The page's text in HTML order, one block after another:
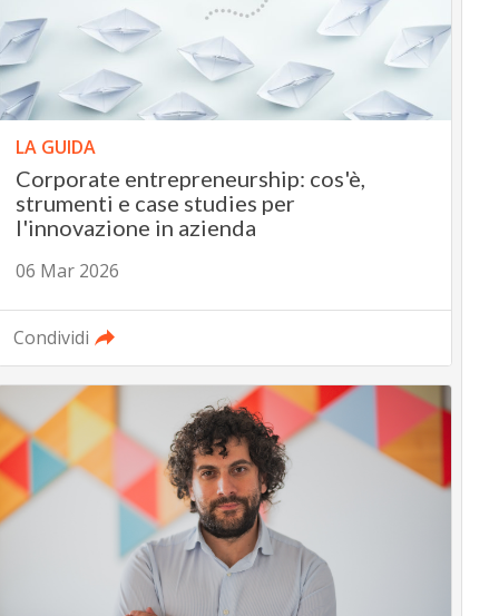
LA GUIDA
Corporate entrepreneurship: cos'è,
strumenti e case studies per
l'innovazione in azienda
06 Mar 2026
Condividi